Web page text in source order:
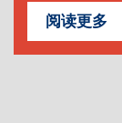
阅读更多